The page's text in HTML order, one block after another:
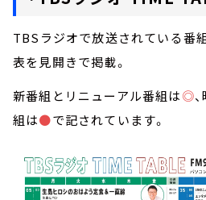
TBSラジオで放送されている番
表を見開きで掲載。
新番組とリニューアル番組は◎
組は●で記されています。